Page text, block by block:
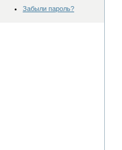
Забыли пароль?